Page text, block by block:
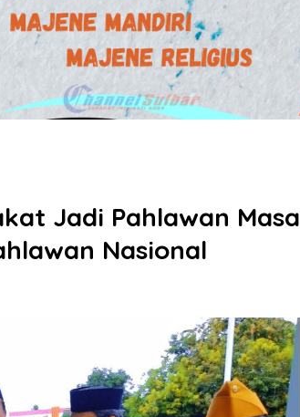
Jadi Pahlawan Masa
Nasional